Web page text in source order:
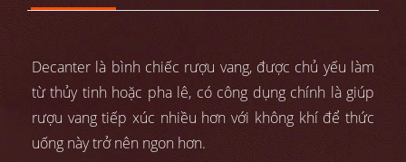
Decanter là bình chiếc rượu vang, được chủ yếu làm
từ thủy tinh hoặc pha lê, có công dụng chính là giúp
rượu vang tiếp xúc nhiều hơn với không khí để thức
uống này trở nên ngon hơn.